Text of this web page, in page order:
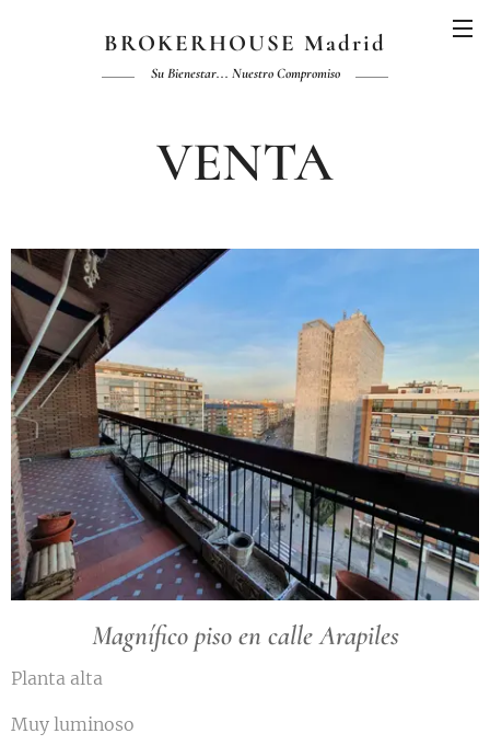
BROKERHOUSE Madrid
Su Bienestar... Nuestro Compromiso
VENTA
Magnífico piso en calle Arapiles
Planta alta
Muy luminoso